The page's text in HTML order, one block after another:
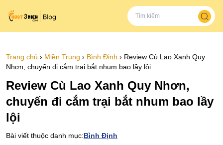
Trang chủ › Miền Trung › Bình Định › Review Cù Lao Xanh Quy
Nhơn, chuyến đi cắm trại bắt nhum bao lầy lội
Review Cù Lao Xanh Quy Nhơn,
chuyến đi cắm trại bắt nhum bao lầy
lội
Bài viết thuộc danh mục:Bình Định